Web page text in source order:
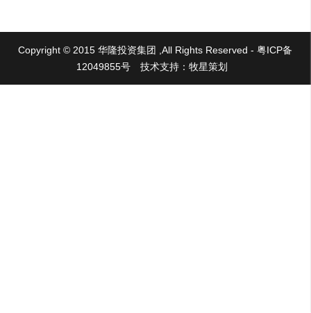
Copyright © 2015 华隆投资集团 ,All Rights Reserved - 粤ICP备
12049855号
技术支持：牧星策划